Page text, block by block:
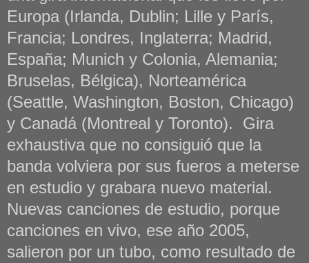
Europa (Irlanda, Dublin; Lille y París,
Francia; Londres, Inglaterra; Madrid,
España; Munich y Colonia, Alemania;
Bruselas, Bélgica), Norteamérica
(Seattle, Washington, Boston, Chicago)
y Canadá (Montreal y Toronto). Gira
exhaustiva que no consiguió que la
banda volviera por sus fueros a meterse
en estudio y grabara nuevo material.
Nuevas canciones de estudio, porque
canciones en vivo, ese año 2005,
salieron por un tubo, como resultado de